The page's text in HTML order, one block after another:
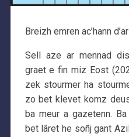
Breizh emren ac’hann
Sell aze ar mennad
graet e fin miz Eost
zek stourmer ha
zo bet klevet komz
ba meur a gazetenn.
bet lâret he soñj gant